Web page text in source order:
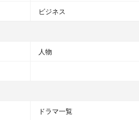
ビジネス
人物
ドラマ一覧